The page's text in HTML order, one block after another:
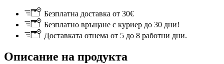
Безплатна доставка от 30€
Безплатно връщане с куриер до 30 дни!
Доставката отнема от 5 до 8 работни дни.
Описание на продукта